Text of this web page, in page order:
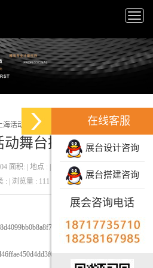
Toggle
海活动舞台搭建
动舞台搭建
面积: | 地点 : | 展会名称 : | 展馆名称 : | 行业
: | 浏览量 : 111
在线客服
展台设计咨询
展台搭建咨询
展会咨询电话